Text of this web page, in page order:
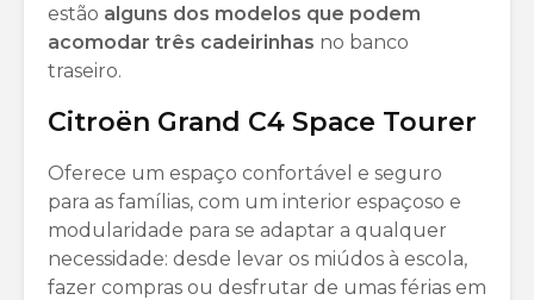
estão alguns dos modelos que podem
acomodar três cadeirinhas no banco
traseiro.
Citroën Grand C4 Space Tourer
Oferece um espaço confortável e seguro
para as famílias, com um interior espaçoso e
modularidade para se adaptar a qualquer
necessidade: desde levar os miúdos à escola,
fazer compras ou desfrutar de umas férias em